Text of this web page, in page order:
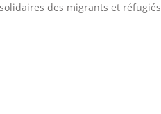
des migrants et réfugiés